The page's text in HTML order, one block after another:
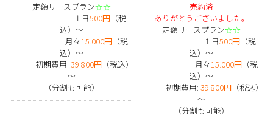
定額リースプラン☆☆
１日500円 （税
込）～
月々15.000円（税
込）～
初期費用: 39.800円 （税込）
～
（分割も可能）
売約済
ありがとうございました。
定額リースプラン☆☆
１日500円 （税
込）～
月々15.000円（税
込）～
初期費用: 39.800円 （税込）
～
（分割も可能）